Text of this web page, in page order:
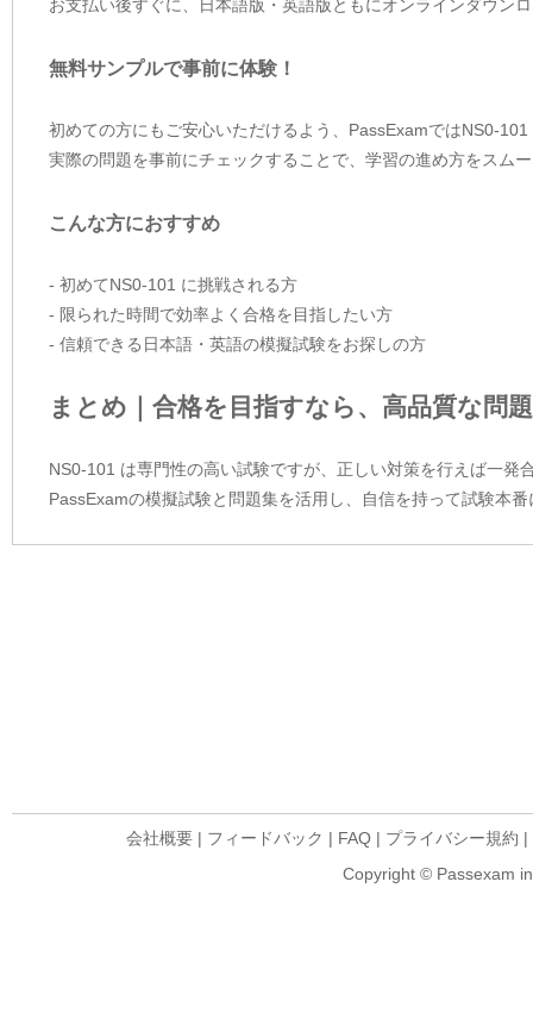
お支払い後すぐに、日本語版・英語版ともにオンラインダウン
無料サンプルで事前に体験！
初めての方にもご安心いただけるよう、PassExamではNS0-
実際の問題を事前にチェックすることで、学習の進め方をスム
こんな方におすすめ
- 初めてNS0-101 に挑戦される方
- 限られた時間で効率よく合格を目指したい方
- 信頼できる日本語・英語の模擬試験をお探しの方
まとめ｜合格を目指すなら、高品質な問
NS0-101 は専門性の高い試験ですが、正しい対策を行えば一発
PassExamの模擬試験と問題集を活用し、自信を持って試験本
会社概要 | フィードバック | FAQ | プライバシー規約 |
Copyright © Passexam